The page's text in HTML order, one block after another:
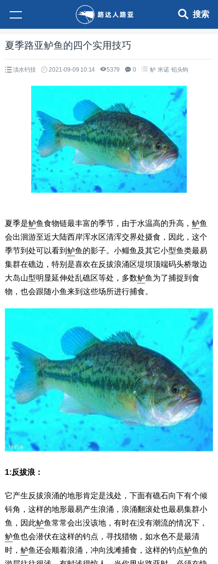
搜索
夏季路亚鲈鱼的四个实用技巧
淡水钓技 2021-09-09 10:14 5379 0 鲈 米诺 铅头钩
夏季是鲈鱼食物链最丰富的季节，由于水温高的升高， 鲈鱼
会出洄游至近大陆西岸浑水区清浑交界处摄食，因此，这个
季节到处可以看到 鲈鱼的影子。小鲻鱼及其它小型鱼类最易
集群在礁边，特别是喜欢在反拔浪涌区堤坝顶端码头桥墩边
大岛山型明显延伸处乱礁区等处，多数鲈鱼为了捕捉到食
物，也会跟随小鱼来到这些场所进行捕食。
1:反拔浪：
它产生反拔浪涌的地形肯定是浅处，下面有礁石向下有个倾
钭角，这样的地形最易产生浪涌，浪涌翻滚处也最易集群小
鱼，因此鲈鱼常常会出没该地，有时在没有潮流的情况下，
鲈鱼也会潜伏在这样的钓点，寻找猎物，如水色不是最清
时， 鲈鱼还会顺着浪涌，冲向浅滩捕食，这样的钓点鲈鱼的